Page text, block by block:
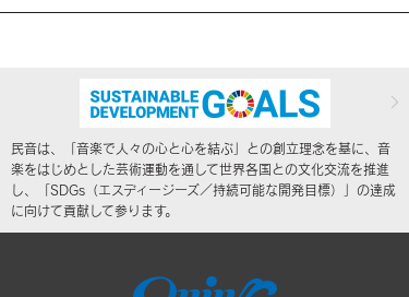
民音は、「音楽で人々の心と心を結ぶ」との創立理念を基に、音
楽をはじめとした芸術運動を通して世界各国との文化交流を推進
し、「SDGs（エスディージーズ／持続可能な開発目標）」の達成
に向けて貢献して参ります。